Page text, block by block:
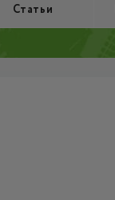
Статьи